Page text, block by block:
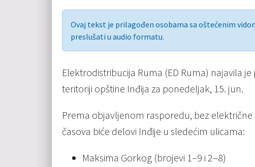
Ovaj tekst je prilagođen osobama sa oštećenim
preslušati u audio formatu.
Elektrodistribucija Ruma (ED Ruma) najavila
teritoriji opštine Inđija za ponedeljak, 15. jun.
Prema objavljenom rasporedu, bez
časova biće delovi Inđije u sledećim ulicama:
Maksima Gorkog (brojevi 1–9 i 2–8)